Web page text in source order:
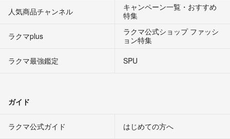
人気商品チャンネル
キャンペーン一覧・おすすめ
特集
ラクマplus
ラクマ公式ショップ ファッシ
ョン特集
ラクマ最強鑑定
SPU
ガイド
ラクマ公式ガイド はじめての方へ